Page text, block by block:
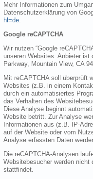
Mehr Informationen zum
Datenschutzerklärung von
hl=de
Google reCAPTCHA
Wir nutzen “Google
unseren Websites. Anbieter ist
Parkway, Mountain View, CA
Mit reCAPTCHA soll überprüft
Websites (z.B. in einem
durch ein automatisiertes
das Verhalten des
Diese Analyse beginnt
Website betritt. Zur Analyse
Informationen aus (z.B. IP-
auf der Website oder vom
Analyse erfassten Daten
Die reCAPTCHA-Analysen
Websitebesucher werden nicht
stattfindet.